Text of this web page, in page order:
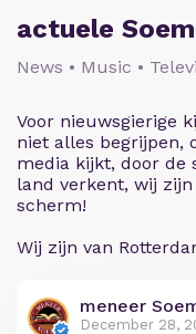
actuele
News • Music •
Voor nieuwsgierige
niet alles begrijpen,
media kijkt, door de
land verkent, wij
scherm!
Wij zijn van
meneer
December 28,